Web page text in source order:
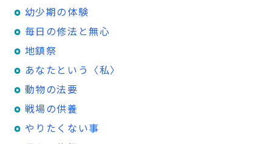
幼少期の体験
毎日の修法と無心
地鎮祭
あなたという〈私〉
動物の法要
戦場の供養
やりたくない事